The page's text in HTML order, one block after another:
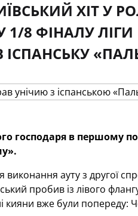
ХІТ У
8 ФІНАЛУ ЛІГИ
ІСПАНСЬКУ
господаря в першому
виконання ауту з другої
пробив із лівого
кияни вже були попереду: